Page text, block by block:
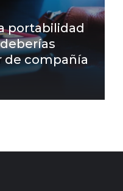
portabilidad
de compañía